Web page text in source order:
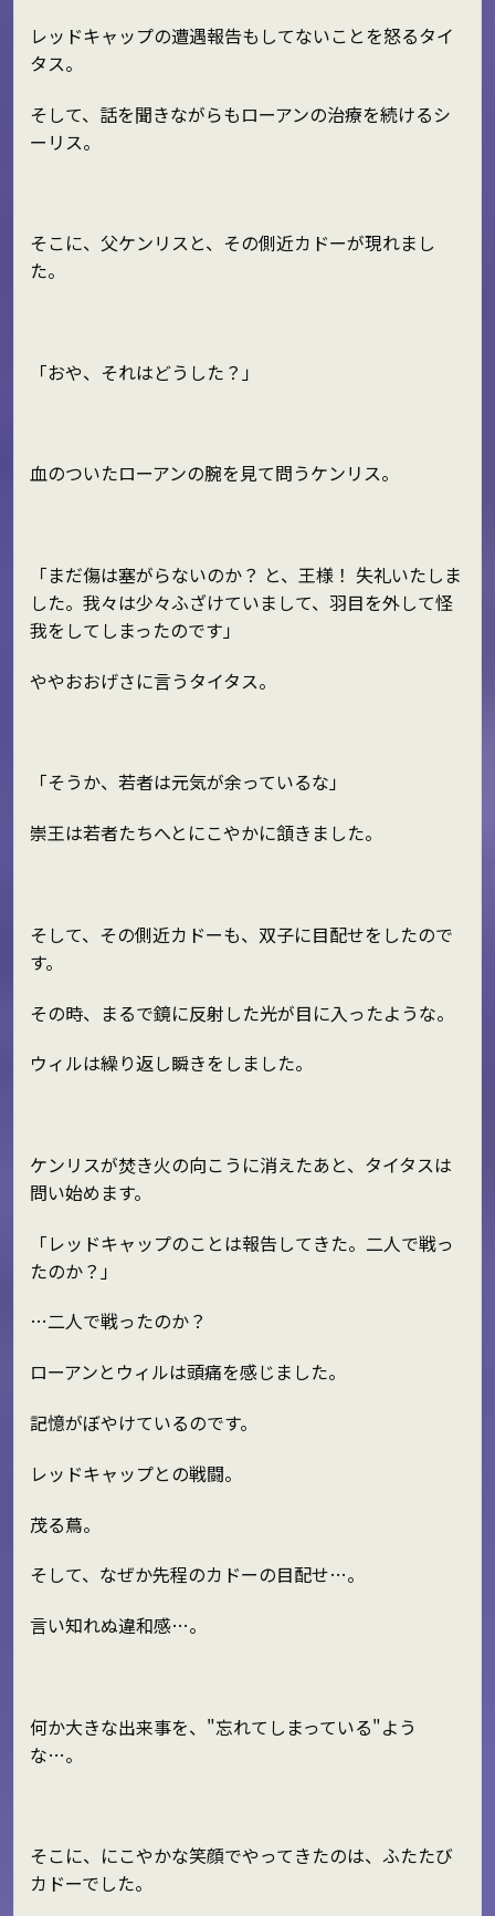
レッドキャップの遭遇報告もしてないことを怒るタイ
タス。
そして、話を聞きながらもローアンの治療を続けるシ
ーリス。
そこに、父ケンリスと、その側近カドーが現れまし
た。
「おや、それはどうした？」
血のついたローアンの腕を見て問うケンリス。
「まだ傷は塞がらないのか？ と、王様！ 失礼いたしま
した。我々は少々ふざけていまして、羽目を外して怪
我をしてしまったのです」
ややおおげさに言うタイタス。
「そうか、若者は元気が余っているな」
崇王は若者たちへとにこやかに頷きました。
そして、その側近カドーも、双子に目配せをしたので
す。
その時、まるで鏡に反射した光が目に入ったような。
ウィルは繰り返し瞬きをしました。
ケンリスが焚き火の向こうに消えたあと、タイタスは
問い始めます。
「レッドキャップのことは報告してきた。二人で戦っ
たのか？」
…二人で戦ったのか？
ローアンとウィルは頭痛を感じました。
記憶がぼやけているのです。
レッドキャップとの戦闘。
茂る蔦。
そして、なぜか先程のカドーの目配せ…。
言い知れぬ違和感…。
何か大きな出来事を、"忘れてしまっている"よう
な…。
そこに、にこやかな笑顔でやってきたのは、ふたたび
カドーでした。